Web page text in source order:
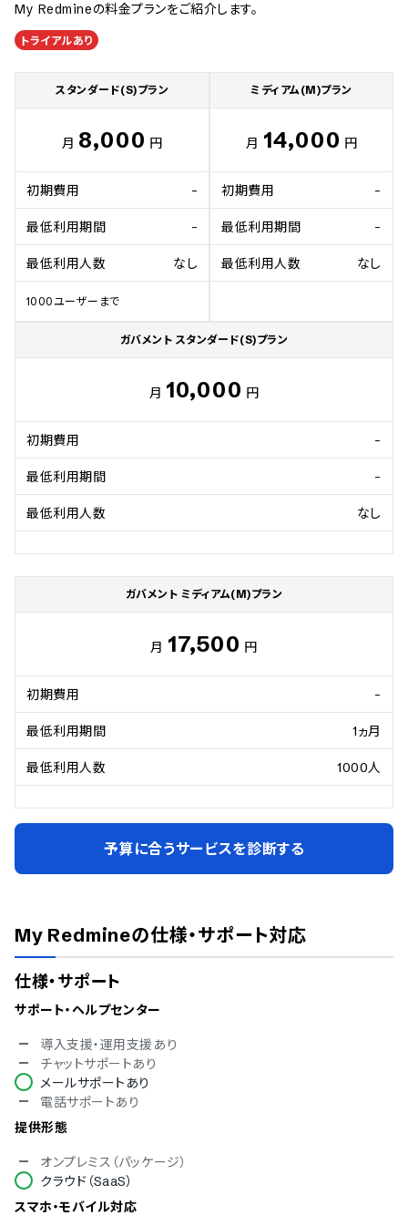
My Redmineの料金プランをご紹介します。
トライアルあり
スタンダード(S)プラン
月 8,000 円
初期費用 -
最低利用期間 -
最低利用人数 なし
1000ユーザーまで
ミディアム(M)プラン
月 14,000 円
初期費用 -
最低利用期間 -
最低利用人数 なし
ガバメント スタンダード(S)プラン
月 10,000 円
初期費用 -
最低利用期間 -
最低利用人数 なし
ガバメント ミディアム(M)プラン
月 17,500 円
初期費用 -
最低利用期間 1ヵ月
最低利用人数 1000人
予算に合うサービスを診断する
My Redmineの仕様・サポート対応
仕様・サポート
サポート・ヘルプセンター
導入支援・運用支援あり
チャットサポートあり
メールサポートあり
電話サポートあり
提供形態
オンプレミス（パッケージ）
クラウド（SaaS）
スマホ・モバイル対応